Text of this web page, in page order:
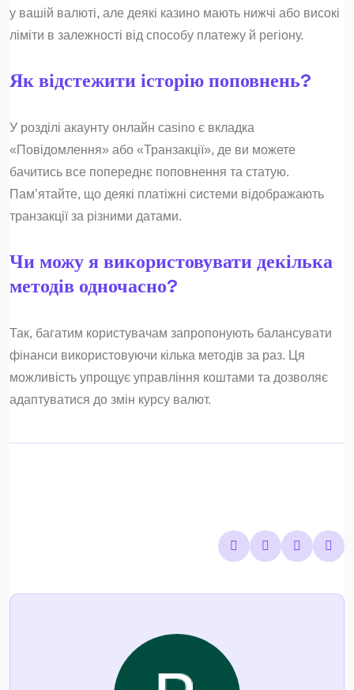
у вашій валюті, але деякі казино мають нижчі або високі
ліміти в залежності від способу платежу й регіону.
Як відстежити історію поповнень?
У розділі акаунту онлайн casino є вкладка
«Повідомлення» або «Транзакції», де ви можете
бачитись все попереднє поповнення та статую.
Пам’ятайте, що деякі платіжні системи відображають
транзакції за різними датами.
Чи можу я використовувати декілька
методів одночасно?
Так, багатим користувачам запропонують балансувати
фінанси використовуючи кілька методів за раз. Ця
можливість упрощує управління коштами та дозволяє
адаптуватися до змін курсу валют.